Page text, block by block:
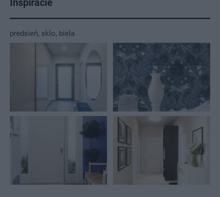
Inšpirácie
predsieň, sklo, biela